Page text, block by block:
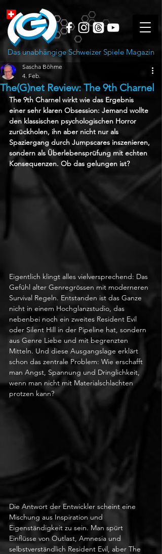
Das unabhängige Schweizer Spiele Magazin
The(G)net Review: The 9th Charnel
Sascha Böhme
4. Feb.
The 9th Charnel wirkt wie das Ergebnis
einer sehr klaren Obsession: Jemand wollte
den klassischen psychologischen Horror
zurückholen, ihn aber nicht nur als
Spaziergang durch Jumpscares inszenieren,
sondern als Überlebensprüfung mit echten
Konsequenzen. Ob das gelungen ist?
Eigentlich klingt alles vielversprechend: Das
Gefühl alter Genregrössen mit moderneren
Survival Regeln. Entstanden ist das Ganze
nicht in einem Hochglanzstudio, das
nebenbei noch ein zweites Resident Evil
oder Silent Hill in der Pipeline hat, sondern
aus Genre Liebe und mit begrenzten
Mitteln. Und diese Ausgangslage erklärt
schon das zentrale Problem: Wie erschafft
man Angst, Spannung und Dringlichkeit,
wenn man nicht mit Materialschlachten
protzen kann?
Die Antwort der Entwickler scheint eine
Mischung aus Inspiration und
Eigenständigkeit zu sein. Man spürt
Einflüsse von Outlast, Amnesia und
selbstverständlich Resident Evil, aber The